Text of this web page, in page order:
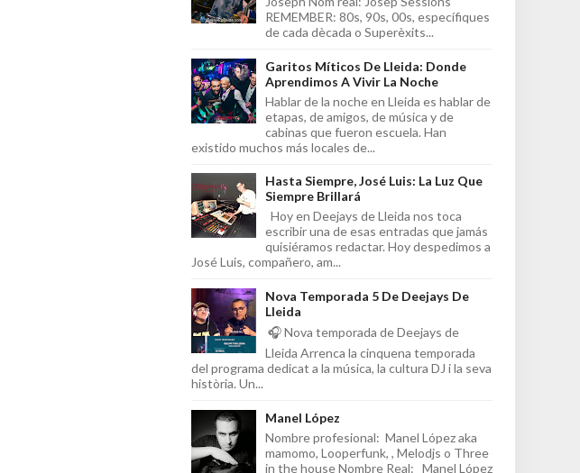
REMEMBER: 80s, 90s, 00s, específiques
de cada dècada o Superèxits...
Garitos Míticos De Lleida: Donde
Aprendimos A Vivir La Noche
Hablar de la noche en Lleida es hablar de
etapas, de amigos, de música y de
cabinas que fueron escuela. Han
existido muchos más locales de...
Hasta Siempre, José Luis: La Luz Que
Siempre Brillará
Hoy en Deejays de Lleida nos toca
escribir una de esas entradas que jamás
quisiéramos redactar. Hoy despedimos a
José Luis, compañero, am...
Nova Temporada 5 De Deejays De
Lleida
🎧 Nova temporada de Deejays de
Lleida Arrenca la cinquena temporada
del programa dedicat a la música, la cultura DJ i la seva
història. Un...
Manel López
Nombre profesional: Manel López aka
mamomo, Looperfunk, , Melodjs o Three
in the house Nombre Real: Manel López